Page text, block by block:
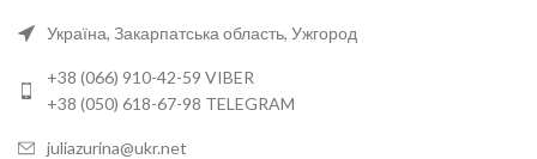
Україна, Закарпатська область, Ужгород
+38 (066) 910-42-59 VIBER
+38 (050) 618-67-98 TELEGRAM
juliazurina@ukr.net